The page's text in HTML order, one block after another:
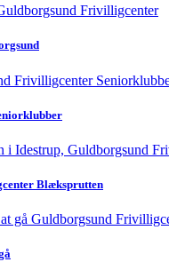
Blæksprutten